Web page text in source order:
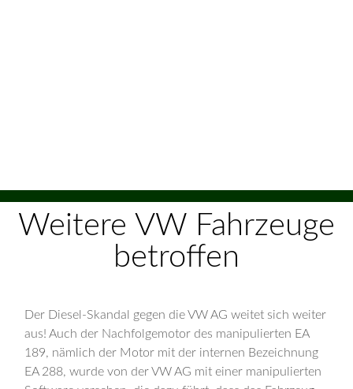
Weitere VW Fahrzeuge
betroffen
Der Diesel-Skandal gegen die VW AG weitet sich weiter
aus! Auch der Nachfolgemotor des manipulierten EA
189, nämlich der Motor mit der internen Bezeichnung
EA 288, wurde von der VW AG mit einer manipulierten